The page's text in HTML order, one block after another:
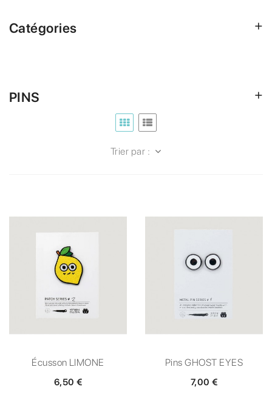
Catégories
PINS
Trier par :
Écusson LIMONE
6,50 €
Pins GHOST EYES
7,00 €